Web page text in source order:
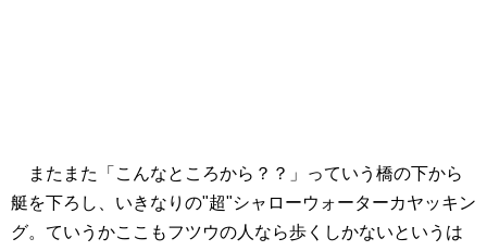
またまた「こんなところから？？」っていう橋の下から
艇を下ろし、いきなりの"超"シャローウォーターカヤッキン
グ。ていうかここもフツウの人なら歩くしかないというは